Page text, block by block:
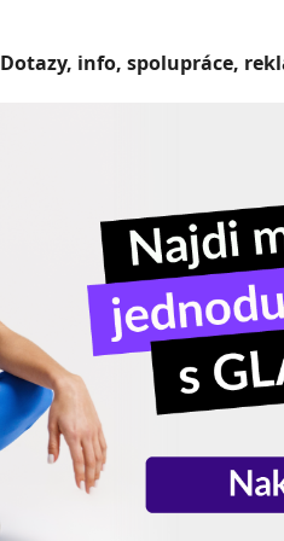
Dotazy, info, spolupráce,